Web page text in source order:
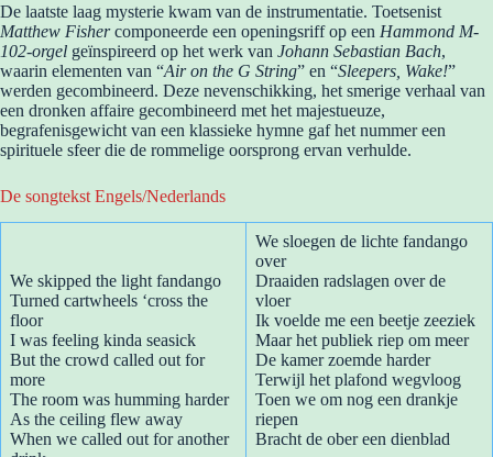
De laatste laag mysterie kwam van de instrumentatie. Toetsenist
Matthew Fishercomponeerde een openingsriff op een Hammond M-
102-orgel geïnspireerd op het werk van Johann Sebastian Bach,
waarin elementen van “Air on the G String” en “Sleepers, Wake!”
werden gecombineerd. Deze nevenschikking, het smerige verhaal van
een dronken affaire gecombineerd met het majestueuze,
begrafenisgewicht van een klassieke hymne gaf het nummer een
spirituele sfeer die de rommelige oorsprong ervan verhulde.
De songtekst Engels/Nederlands
We skipped the light fandango
Turned cartwheels ‘cross the
floor
I was feeling kinda seasick
But the crowd called out for
more
The room was humming harder
As the ceiling flew away
When we called out for another
We sloegen de lichte fandango
over
Draaiden radslagen over de
vloer
Ik voelde me een beetje zeeziek
Maar het publiek riep om meer
De kamer zoemde harder
Terwijl het plafond wegvloog
Toen we om nog een drankje
riepen
Bracht de ober een dienblad